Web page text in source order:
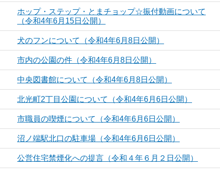
ホップ・ステップ・とまチョップ☆振付動画について
（令和4年6月15日公開）
犬のフンについて（令和4年6月8日公開）
市内の公園の件（令和4年6月8日公開）
中央図書館について（令和4年6月8日公開）
北光町2丁目公園について（令和4年6月6日公開）
市職員の喫煙について（令和4年6月6日公開）
沼ノ端駅北口の駐車場（令和4年6月6日公開）
公営住宅禁煙化への提言（令和４年６月２日公開）